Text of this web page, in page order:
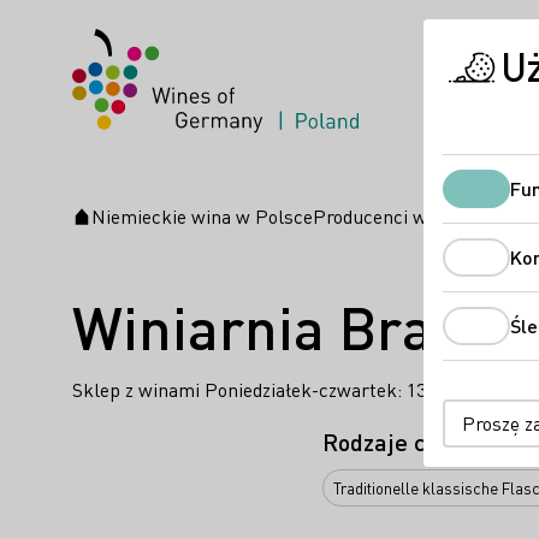
Strona startowa
Niemieckie wina w PolsceProducenci wina Winiarnia
Winiarnia
Sklep z winami Poniedziałek-czwartek: 13.30 - 19.00
Rodzaje
Traditionelle klassische
Proszę